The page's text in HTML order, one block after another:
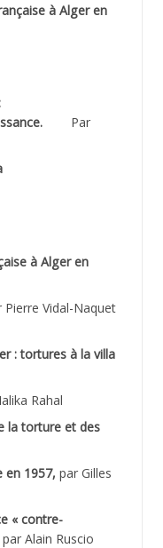
à Alger en
Par
à Alger en
Pierre Vidal-Naquet
: tortures à la villa
Rahal
la torture et des
en 1957, par Gilles
« contre-
Alain Ruscio